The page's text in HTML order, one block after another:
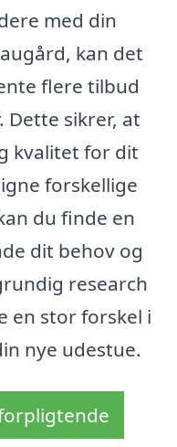
med din
kan det
flere tilbud
sikrer, at
kvalitet for dit
forskellige
du finde en
dit behov og
research
en stor forskel i
nye udestue.